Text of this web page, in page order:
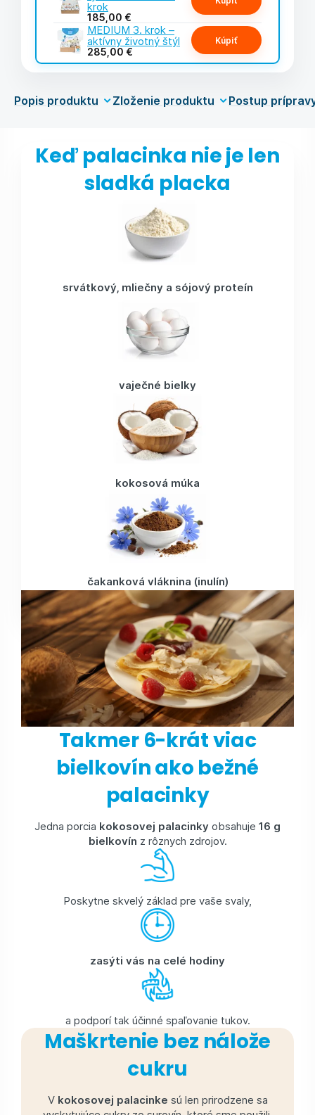
krok
185,00 €
MEDIUM 3. krok –
aktívny životný štýl
285,00 €
Kúpiť
Popis produktu Zloženie produktu Postup
Keď palacinka nie je len
sladká placka
srvátkový, mliečny a sójový proteín
vaječné bielky
kokosová múka
čakanková vláknina (inulín)
Nečakajte umelú chuť. Je to skutočná palacinka, len
s múdrejším zložením
Takmer 6-krát viac
bielkovín ako bežné
palacinky
Jedna porcia kokosovej palacinky obsahuje 16 g
bielkovín z rôznych zdrojov.
Poskytne skvelý základ pre vaše svaly,
zasýti vás na celé hodiny
a podporí tak účinné spaľovanie tukov.
Maškrtenie bez nálože
cukru
V kokosovej palacinke sú len prirodzene sa